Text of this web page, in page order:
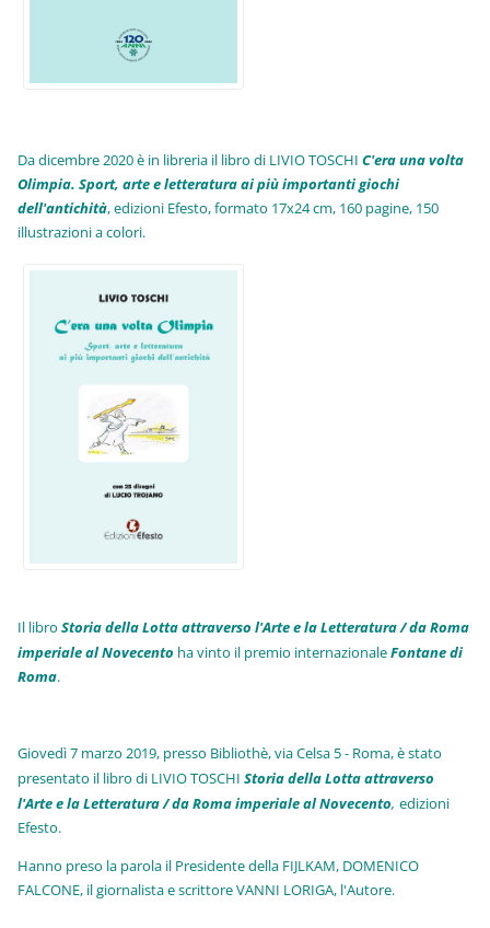
Da dicembre 2020 è in libreria il libro di LIVIO TOSCHIC'era una volta
Olimpia. Sport, arte e letteratura ai più importanti giochi
dell'antichità,edizioni Efesto, formato 17x24 cm, 160 pagine, 150
illustrazioni a colori.
Il libroStoria della Lotta attraverso l'Arte e la Letteratura / da Roma
imperiale al Novecento ha vinto il premio internazionaleFontane di
Roma.
Giovedì 7 marzo 2019, presso Bibliothè, via Celsa 5 - Roma, è stato
presentato il libro di LIVIO TOSCHIStoria della Lotta attraverso
l'Arte e la Letteratura / da Roma imperiale al Novecento, edizioni
Efesto.
Hanno preso la parola il Presidente della FIJLKAM, DOMENICO
FALCONE, il giornalista e scrittore VANNI LORIGA, l'Autore.